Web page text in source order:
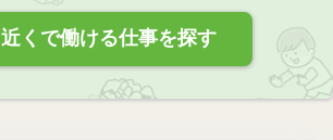
近くで働ける仕事を探す